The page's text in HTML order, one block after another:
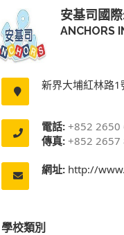
安基司國
ANCHORS
新界大埔紅林路
電話: +852 2650
傳真: +852 2657
網址: http://
學校類別